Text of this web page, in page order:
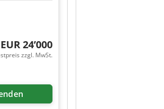
EUR 24’000
zzgl. MwSt.